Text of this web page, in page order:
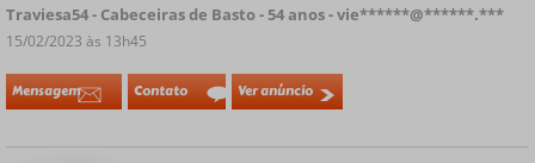
Traviesa54 - Cabeceiras de Basto - 54 anos - vie******@******.***
15/02/2023 às 13h45
Mensagem Contato Ver anúncio